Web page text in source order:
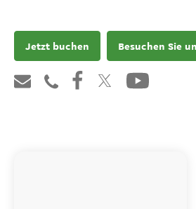
Jetzt buchen Besuchen Sie